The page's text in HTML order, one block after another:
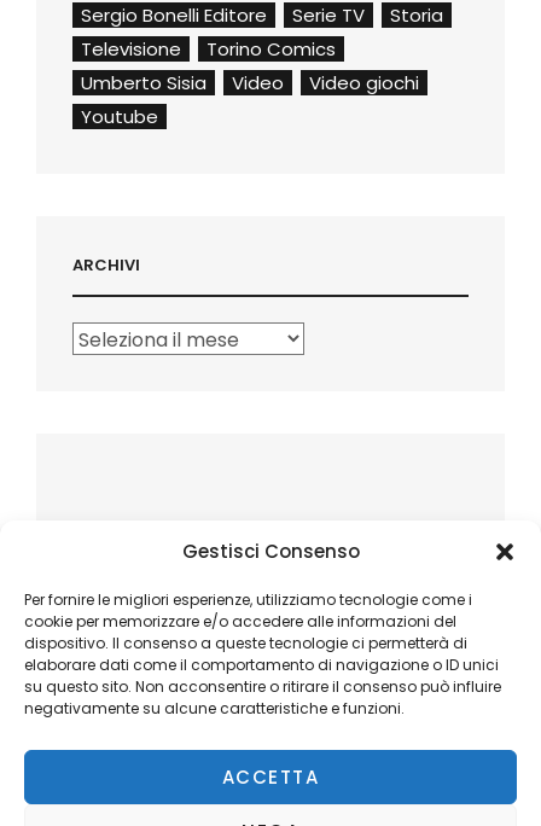
Gestisci Consenso
Per fornire le migliori esperienze, utilizziamo tecnologie come i
cookie per memorizzare e/o accedere alle informazioni del
dispositivo. Il consenso a queste tecnologie ci permetterà di
elaborare dati come il comportamento di navigazione o ID unici
su questo sito. Non acconsentire o ritirare il consenso può influire
negativamente su alcune caratteristiche e funzioni.
ACCETTA
Sergio Bonelli Editore
Serie TV
Storia
Televisione
Torino Comics
Umberto Sisia
Video
Video giochi
Youtube
ARCHIVI
Archivi